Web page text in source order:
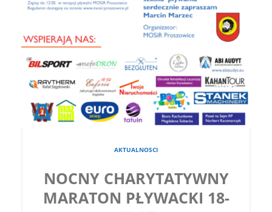
AKTUALNOSCI
NOCNY CHARYTATYWNY
MARATON PŁYWACKI 18-